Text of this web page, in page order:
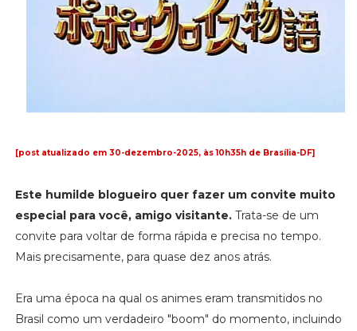
[post atualizado em 30-dezembro-2025, às 10h35h de Brasília-DF]
Este humilde blogueiro quer fazer um convite muito
especial para você, amigo visitante. Trata-se de um
convite para voltar de forma rápida e precisa no tempo.
Mais precisamente, para quase dez anos atrás.
Era uma época na qual os animes eram transmitidos no
Brasil como um verdadeiro "boom" do momento, incluindo